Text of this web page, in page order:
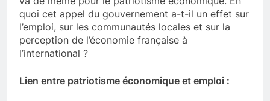
quoi cet appel du gouvernement a-t-il un effet sur
l’emploi, sur les communautés locales et sur la
perception de l’économie française à
l’international ?
Lien entre patriotisme économique et emploi :